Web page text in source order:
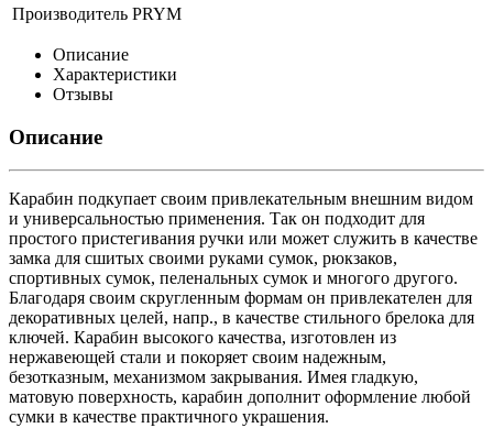
Производитель PRYM
Описание
Характеристики
Отзывы
Описание
Карабин подкупает своим привлекательным внешним видом
и универсальностью применения. Так он подходит для
простого пристегивания ручки или может служить в качестве
замка для сшитых своими руками сумок, рюкзаков,
спортивных сумок, пеленальных сумок и многого другого.
Благодаря своим скругленным формам он привлекателен для
декоративных целей, напр., в качестве стильного брелока для
ключей. Карабин высокого качества, изготовлен из
нержавеющей стали и покоряет своим надежным,
безотказным, механизмом закрывания. Имея гладкую,
матовую поверхность, карабин дополнит оформление любой
сумки в качестве практичного украшения.